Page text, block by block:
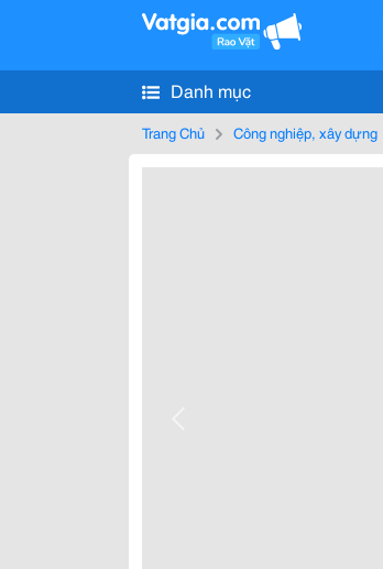
Danh mục
Trang Chủ Công nghiệp, xây dựng